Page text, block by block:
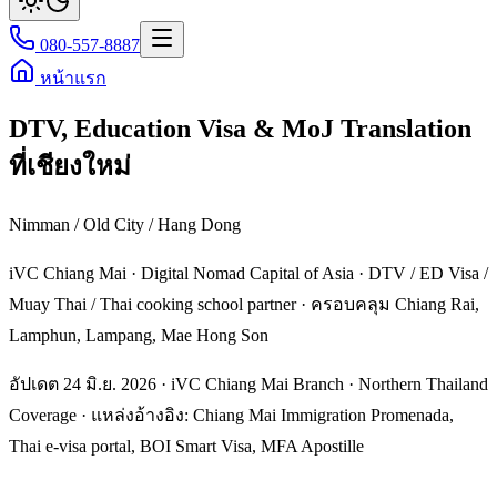
080-557-8887
หน้าแรก
DTV, Education Visa & MoJ Translation
ที่เชียงใหม่
Nimman / Old City / Hang Dong
iVC Chiang Mai · Digital Nomad Capital of Asia · DTV / ED Visa /
Muay Thai / Thai cooking school partner · ครอบคลุม Chiang Rai,
Lamphun, Lampang, Mae Hong Son
อัปเดต 24 มิ.ย. 2026 · iVC Chiang Mai Branch · Northern Thailand
Coverage · แหล่งอ้างอิง: Chiang Mai Immigration Promenada,
Thai e-visa portal, BOI Smart Visa, MFA Apostille